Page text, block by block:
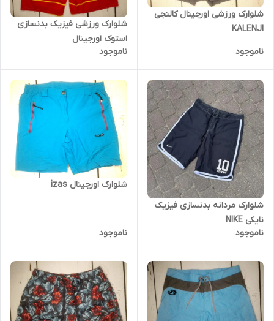
شلوارک ورزشی اورجینال کالنجی
KALENJI
ناموجود
شلوارک ورزشی فیزیک بدنسازی
استوک اورجینال
ناموجود
شلوارک مردانه بدنسازی فیزیک
نایکی NIKE
ناموجود
شلوارک اورجینال izas
ناموجود